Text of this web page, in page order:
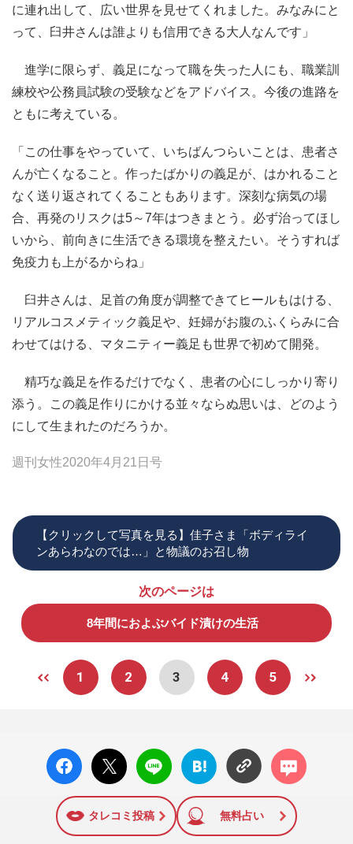
に連れ出して、広い世界を見せてくれました。みなみにと
って、臼井さんは誰よりも信用できる大人なんです」
進学に限らず、義足になって職を失った人にも、職業訓
練校や公務員試験の受験などをアドバイス。今後の進路を
ともに考えている。
「この仕事をやっていて、いちばんつらいことは、患者さ
んが亡くなること。作ったばかりの義足が、はかれること
なく送り返されてくることもあります。深刻な病気の場
合、再発のリスクは5～7年はつきまとう。必ず治ってほし
いから、前向きに生活できる環境を整えたい。そうすれば
免疫力も上がるからね」
臼井さんは、足首の角度が調整できてヒールもはける、
リアルコスメティック義足や、妊婦がお腹のふくらみに合
わせてはける、マタニティー義足も世界で初めて開発。
精巧な義足を作るだけでなく、患者の心にしっかり寄り
添う。この義足作りにかける並々ならぬ思いは、どのよう
にして生まれたのだろうか。
週刊女性2020年4月21日号
【クリックして写真を見る】佳子さま「ボディライ
ンあらわなのでは…」と物議のお召し物
次のページは
8年間におよぶバイド漬けの生活
1 2 3 4 5
facebo
ok い
X ポス
ト
LINE
はてな
ブック
に追加
コメン
ト
タレコミ投稿 無料占い